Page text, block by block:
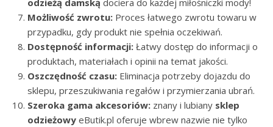
odzieżą damską dociera do każdej miłośniczki mody!
Możliwość zwrotu: Proces łatwego zwrotu towaru w
przypadku, gdy produkt nie spełnia oczekiwań.
Dostępność informacji: Łatwy dostęp do informacji o
produktach, materiałach i opinii na temat jakości.
Oszczędność czasu: Eliminacja potrzeby dojazdu do
sklepu, przeszukiwania regałów i przymierzania ubrań.
Szeroka gama akcesoriów: znany i lubiany sklep
odzieżowy eButik.pl oferuje wbrew nazwie nie tylko